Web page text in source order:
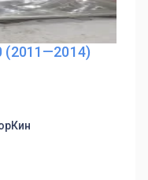
(2011—2014)